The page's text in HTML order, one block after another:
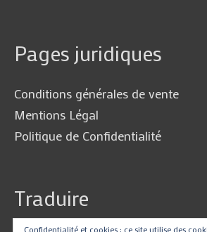
Pages juridiques
Conditions générales de vente
Mentions Légal
Politique de Confidentialité
Traduire
Confidentialité et cookies : ce site utilise des